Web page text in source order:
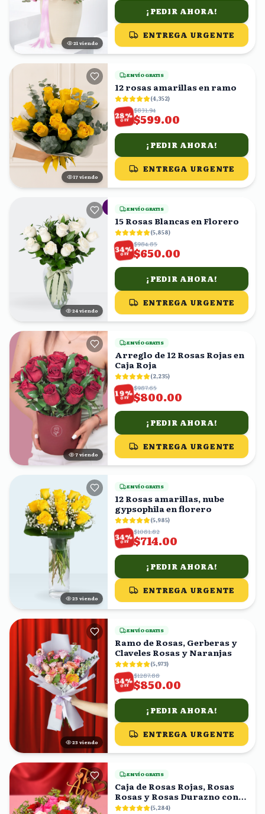
20 viendo
¡PEDIR AHORA!
ENTREGA URGENTE
16 viendo
ENVÍO GRATIS
12 rosas amarillas en ramo
(4,352)
28%
OFF
$831.94
$599.00
¡PEDIR AHORA!
ENTREGA URGENTE
24 viendo
ENVÍO GRATIS
15 Rosas Blancas en Florero
(5,858)
34%
OFF
$984.85
$650.00
¡PEDIR AHORA!
ENTREGA URGENTE
7 viendo
ENVÍO GRATIS
Arreglo de 12 Rosas Rojas en
Caja Roja
(2,235)
19%
OFF
$987.65
$800.00
¡PEDIR AHORA!
ENTREGA URGENTE
25 viendo
ENVÍO GRATIS
12 Rosas amarillas, nube
gypsophila en florero
(5,985)
34%
OFF
$1081.82
$714.00
¡PEDIR AHORA!
ENTREGA URGENTE
24 viendo
ENVÍO GRATIS
Ramo de Rosas, Gerberas y
Claveles Rosas y Naranjas
(5,973)
34%
OFF
$1287.88
$850.00
¡PEDIR AHORA!
ENTREGA URGENTE
ENVÍO GRATIS
Caja de Rosas Rojas, Rosas
Rosas y Rosas Durazno con
Topper 'Te Amo'
(5,284)